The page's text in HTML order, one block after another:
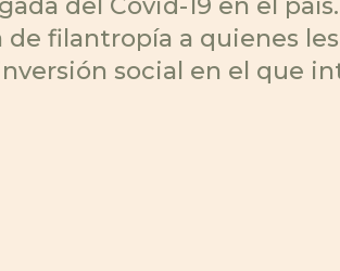
del Covid-19 en el
filantropía a quienes
social en el que